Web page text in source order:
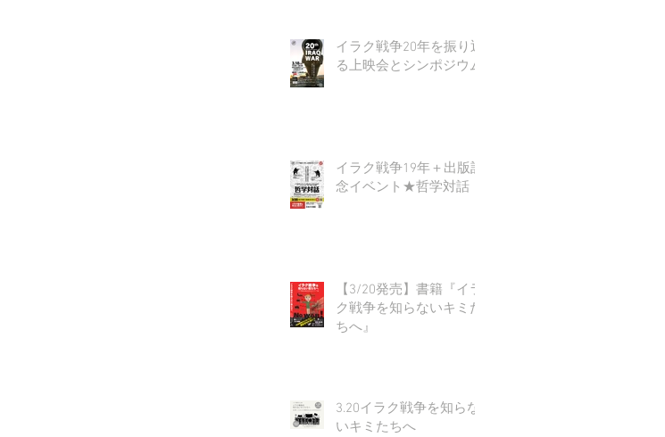
イラク戦争20年を振り返
る上映会とシンポジウム
イラク戦争19年＋出版記
念イベント★哲学対話
【3/20発売】書籍『イラ
ク戦争を知らないキミた
ちへ』
3.20イラク戦争を知らな
いキミたちへ